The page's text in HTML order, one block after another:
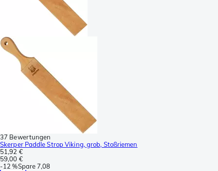
37 Bewertungen
Skerper Paddle Strop Viking, grob, Stoßriemen
51,92 €
59,00 €
-12 %Spare7,08